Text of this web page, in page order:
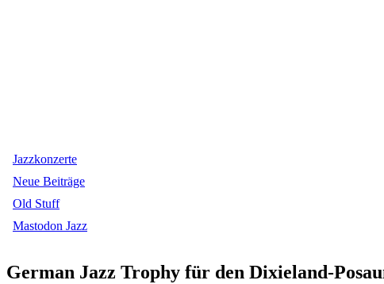
Jazzkonzerte
Neue Beiträge
Old Stuff
Mastodon Jazz
German Jazz Trophy für den Dixieland-